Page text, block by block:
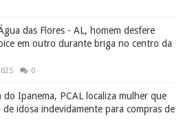
das Flores - AL, homem desfere
em outro durante briga no centro da
0
do Ipanema, PCAL localiza mulher que
idosa indevidamente para compras de